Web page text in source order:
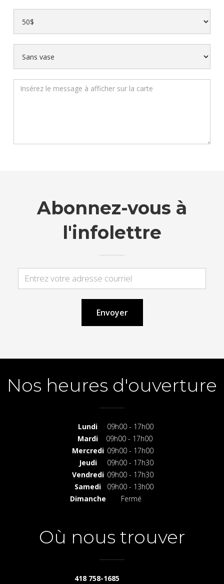
Abonnez-vous à
l'infolettre
Nos heures d'ouverture
Lundi
09h00 - 17h00
Mardi
09h00 - 17h00
Mercredi 09h00 - 17h00
Jeudi
09h00 - 17h30
Vendredi 09h00 - 17h30
Samedi
09h00 - 13h00
Dimanche
Fermé
Où nous trouver
418 758-1685